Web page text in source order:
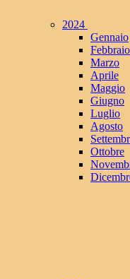
2024
Gennaio
Febbraio
Marzo
Aprile
Maggio
Giugno
Luglio
Agosto
Ottobre